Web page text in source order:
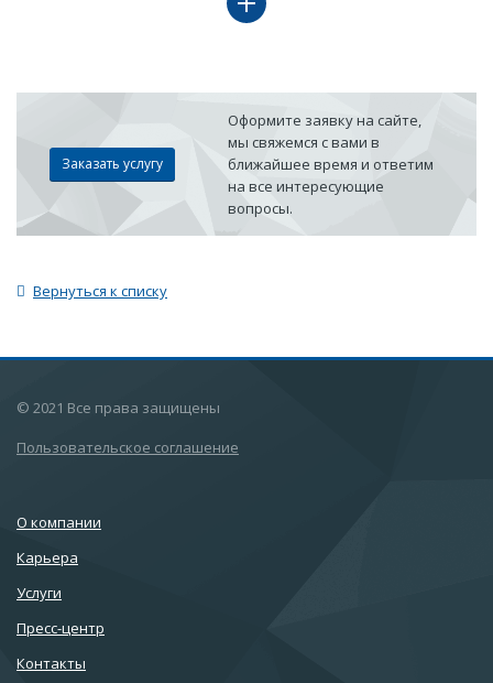
Заказать услугу
Оформите заявку на сайте,
мы свяжемся с вами в
ближайшее время и ответим
на все интересующие
вопросы.
Вернуться к списку
© 2021 Все права защищены
Пользовательское соглашение
О компании
Карьера
Услуги
Пресс-центр
Контакты